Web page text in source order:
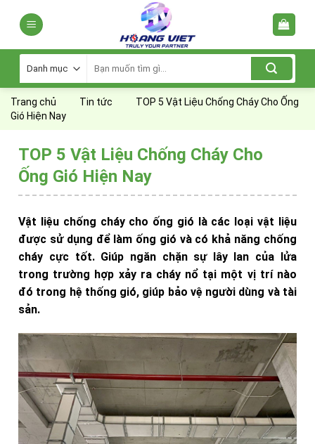
kiếm:
Trang chủ Tin tức
TOP 5 Vật Liệu Chống Cháy Cho Ống
Gió Hiện Nay
TOP 5 Vật Liệu Chống Cháy Cho
Ống Gió Hiện Nay
Vật liệu chống cháy cho ống gió là các loại vật liệu
được sử dụng để làm ống gió và có khả năng chống
cháy cực tốt. Giúp ngăn chặn sự lây lan của lửa
trong trường hợp xảy ra cháy nổ tại một vị trí nào
đó trong hệ thống gió, giúp bảo vệ người dùng và tài
sản.